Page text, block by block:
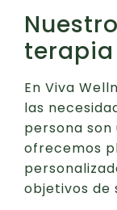
En Viva
las
persona son
ofrecemos
objetivos de